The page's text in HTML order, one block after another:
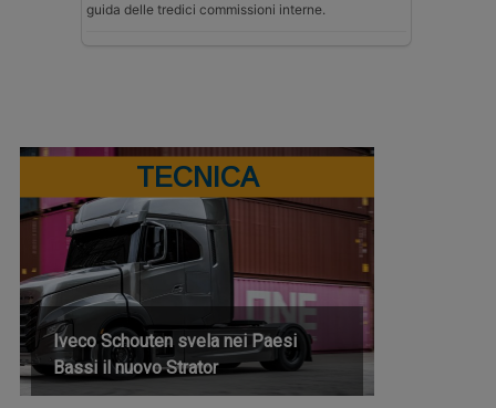
guida delle tredici commissioni interne.
TECNICA
Iveco Schouten svela nei Paesi
Bassi il nuovo Strator